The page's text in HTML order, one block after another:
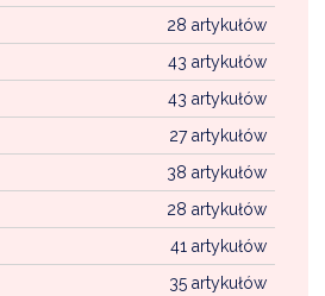
28 artykułów
43 artykułów
43 artykułów
27 artykułów
38 artykułów
28 artykułów
41 artykułów
35 artykułów